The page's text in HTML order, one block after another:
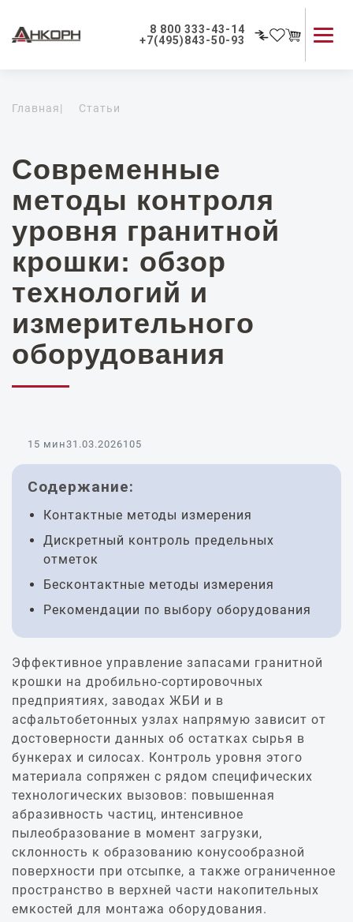
8 800 333-43-14
+7(495)843-50-93
Главная| Статьи
Современные
методы контроля
уровня гранитной
крошки: обзор
технологий и
измерительного
оборудования
15 мин31.03.2026105
Содержание:
Контактные методы измерения
Дискретный контроль предельных
отметок
Бесконтактные методы измерения
Рекомендации по выбору оборудования
Эффективное управление запасами гранитной
крошки на дробильно-сортировочных
предприятиях, заводах ЖБИ и в
асфальтобетонных узлах напрямую зависит от
достоверности данных об остатках сырья в
бункерах и силосах. Контроль уровня этого
материала сопряжен с рядом специфических
технологических вызовов: повышенная
абразивность частиц, интенсивное
пылеобразование в момент загрузки,
склонность к образованию конусообразной
поверхности при отсыпке, а также ограниченное
пространство в верхней части накопительных
емкостей для монтажа оборудования.